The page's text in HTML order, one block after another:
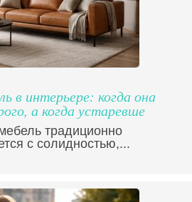
в интерьере: когда она
а когда устаревше
традиционно
с солидностью,...